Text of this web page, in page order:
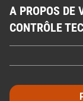
A PROPOS DE
CONTRÔLE